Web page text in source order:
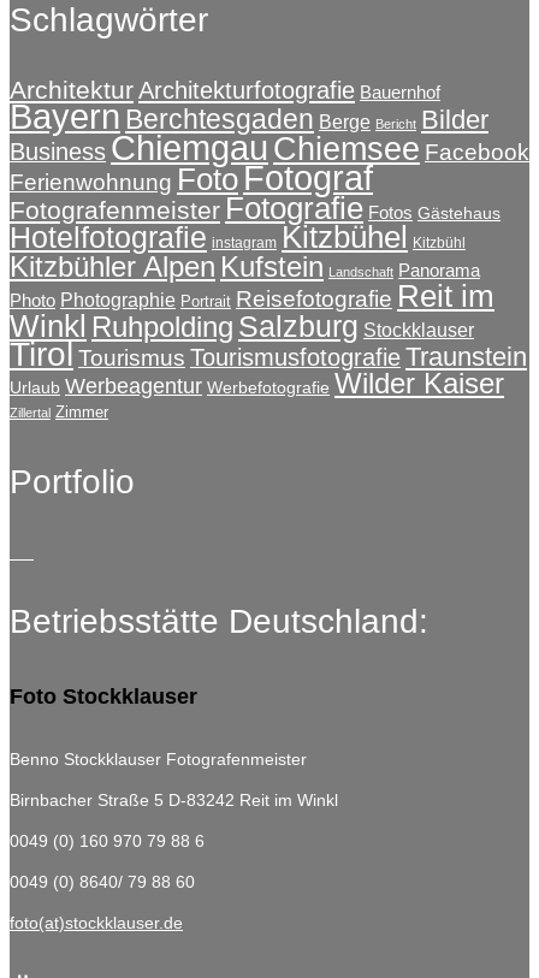
Schlagwörter
ArchitekturArchitekturfotografie Bauernhof
Bayern Berchtesgaden Berge Bericht Bilder
Business Chiemgau Chiemsee Facebook
Ferienwohnung Foto Fotograf
Fotografenmeister Fotografie Fotos Gästehaus
Hotelfotografie instagram Kitzbühel Kitzbühl
Kitzbühler Alpen Kufstein Landschaft Panorama
Photo Photographie Portrait Reisefotografie Reit im
Winkl Ruhpolding Salzburg Stockklauser
Tirol Tourismus TourismusfotografieTraunstein
Urlaub Werbeagentur Werbefotografie Wilder Kaiser
Zillertal Zimmer
Portfolio
Betriebsstätte Deutschland:
Foto Stockklauser
Benno Stockklauser Fotografenmeister
Birnbacher Straße 5 D-83242 Reit im Winkl
0049 (0) 160 970 79 88 6
0049 (0) 8640/ 79 88 60
foto(at)stockklauser.de